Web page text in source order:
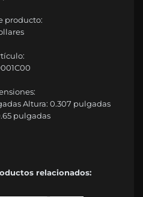
producto:
Altura: 0.307 pulgadas
pulgadas
relacionados: